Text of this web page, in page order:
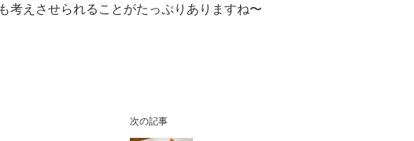
考えさせられることがたっぷりありますね〜
次の記事